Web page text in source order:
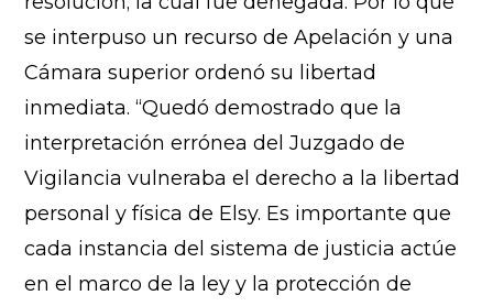
se interpuso un recurso de Apelación y una
Cámara superior ordenó su libertad
inmediata. “Quedó demostrado que la
interpretación errónea del Juzgado de
Vigilancia vulneraba el derecho a la libertad
personal y física de Elsy. Es importante que
cada instancia del sistema de justicia actúe
en el marco de la ley y la protección de